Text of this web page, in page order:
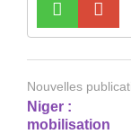
Nouvelles
Niger :
mobilisation